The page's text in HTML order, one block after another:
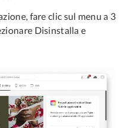
fare clic sul menu a 3
Disinstalla e